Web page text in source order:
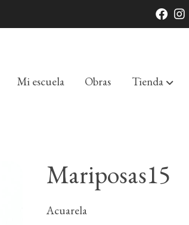
Mi escuela Obras Tienda
Mariposas15
Acuarela